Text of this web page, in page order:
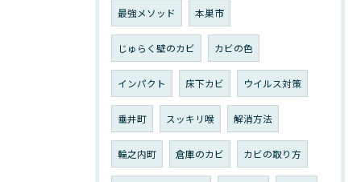
最強メソッド 本巣市
じゅらく壁のカビ カビの色
インパクト 床下カビ ウイルス対策
垂井町 スッキリ喉 解消方法
輪之内町 倉庫のカビ カビの取り方